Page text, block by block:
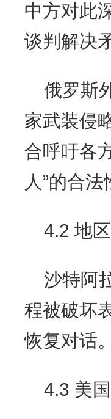
中方对此
谈判解决
俄罗斯
家武装侵
合呼吁各
人”的合
4.2 地
沙特阿
程被破坏
恢复对话。
4.3 美